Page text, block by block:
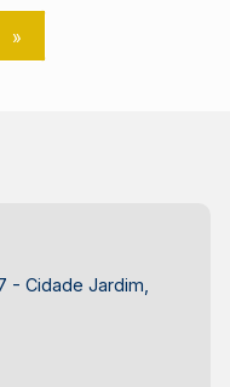
»
- Cidade Jardim,